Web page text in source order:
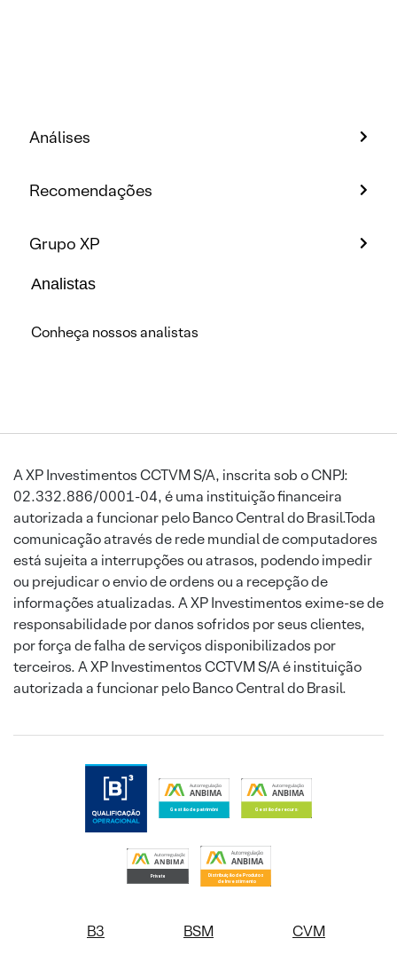
Análises
Recomendações
Grupo XP
Analistas
Conheça nossos analistas
A XP Investimentos CCTVM S/A, inscrita sob o CNPJ:
02.332.886/0001-04, é uma instituição financeira
autorizada a funcionar pelo Banco Central do Brasil.Toda
comunicação através de rede mundial de computadores
está sujeita a interrupções ou atrasos, podendo impedir
ou prejudicar o envio de ordens ou a recepção de
informações atualizadas. A XP Investimentos exime-se de
responsabilidade por danos sofridos por seus clientes,
por força de falha de serviços disponibilizados por
terceiros. A XP Investimentos CCTVM S/A é instituição
autorizada a funcionar pelo Banco Central do Brasil.
B3 BSM CVM